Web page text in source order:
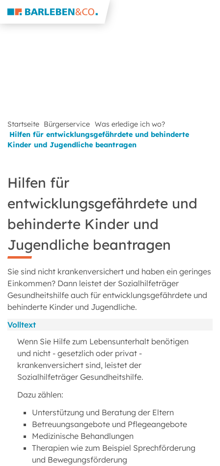
Startseite Bürgerservice Was erledige ich wo?
Hilfen für entwicklungsgefährdete und behinderte
Kinder und Jugendliche beantragen
Hilfen für
entwicklungsgefährdete und
behinderte Kinder und
Jugendliche beantragen
Sie sind nicht krankenversichert und haben ein geringes
Einkommen? Dann leistet der Sozialhilfeträger
Gesundheitshilfe auch für entwicklungsgefährdete und
behinderte Kinder und Jugendliche.
Volltext
Wenn Sie Hilfe zum Lebensunterhalt benötigen
und nicht - gesetzlich oder privat -
krankenversichert sind, leistet der
Sozialhilfeträger Gesundheitshilfe.
Dazu zählen:
Unterstützung und Beratung der Eltern
Betreuungsangebote und Pflegeangebote
Medizinische Behandlungen
Therapien wie zum Beispiel Sprechförderung
und Bewegungsförderung